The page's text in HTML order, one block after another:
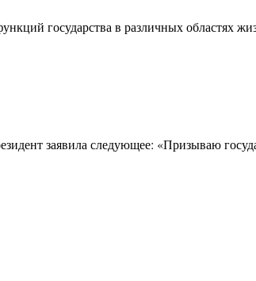
государства в различных областях
заявила следующее: «Призываю